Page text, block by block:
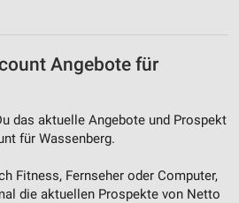
Angebote für
das aktuelle Angebote und Prospekt
für Wassenberg.
Fitness, Fernseher oder Computer,
die aktuellen Prospekte von Netto